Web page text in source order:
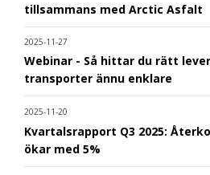
tillsammans med Arctic Asfalt
2025-11-27
Webinar - Så hittar du rätt
transporter ännu enklare
2025-11-20
Kvartalsrapport Q3 2025:
ökar med 5%